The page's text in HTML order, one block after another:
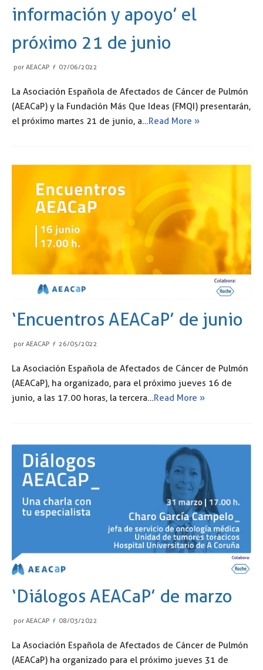
información y apoyo’ el
próximo 21 de junio
por AEACAP 07/06/2022
La Asociación Española de Afectados de Cáncer de Pulmón
(AEACaP) y la Fundación Más Que Ideas (FMQI) presentarán,
el próximo martes 21 de junio, a…Read More »
‘Encuentros AEACaP’ de junio
por AEACAP 26/05/2022
La Asociación Española de Afectados de Cáncer de Pulmón
(AEACaP), ha organizado, para el próximo jueves 16 de
junio, a las 17.00 horas, la tercera…Read More »
‘Diálogos AEACaP’ de marzo
por AEACAP 08/03/2022
La Asociación Española de Afectados de Cáncer de Pulmón
(AEACaP) ha organizado para el próximo jueves 31 de